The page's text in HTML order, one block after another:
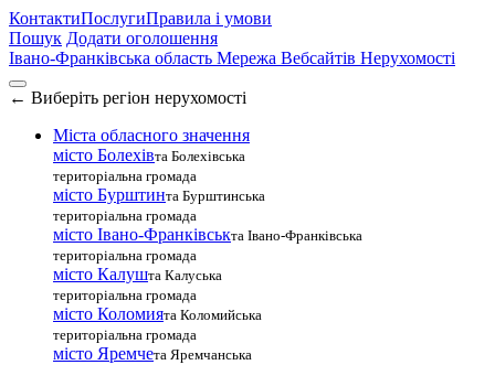
КонтактиПослугиПравила і умови
Пошук Додати оголошення
Івано-Франківська область Мережа Вебсайтів Нерухомості
← Виберіть регіон нерухомості
Міста обласного значення
місто Болехівта Болехівська
територіальна громада
місто Бурштинта Бурштинська
територіальна громада
місто Івано-Франківськта Івано-Франківська
територіальна громада
місто Калушта Калуська
територіальна громада
місто Коломията Коломийська
територіальна громада
місто Яремчета Яремчанська